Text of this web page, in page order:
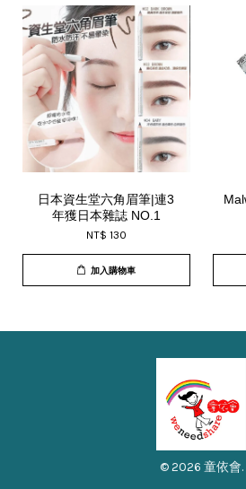
日本資生堂六角眉筆|連3
年獲日本雜誌 NO.1
NT$ 130
加入購物車
© 2026 童依會.